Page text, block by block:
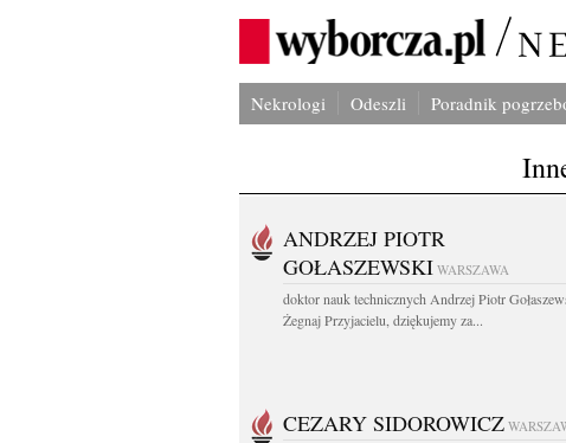
Nekrologi Odeszli Poradnik
ANDRZEJ PIOTR
GOŁASZEWSKI WARSZAWA
doktor nauk technicznych Andrzej Piotr
Żegnaj Przyjacielu, dziękujemy za...
CEZARY SIDOROWICZ